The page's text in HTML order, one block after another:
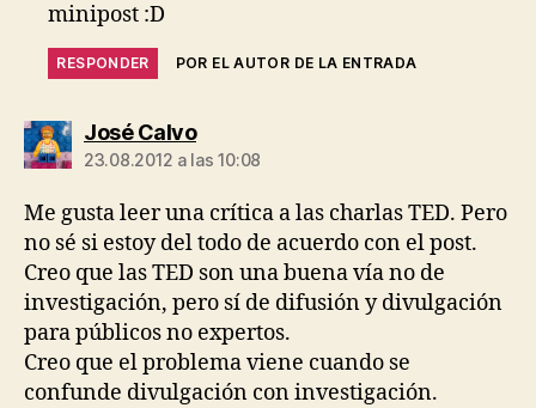
minipost :D
RESPONDER POR EL AUTOR DE LA ENTRADA
José Calvodice:
23.08.2012 a las 10:08
Me gusta leer una crítica a las charlas TED. Pero
no sé si estoy del todo de acuerdo con el post.
Creo que las TED son una buena vía no de
investigación, pero sí de difusión y divulgación
para públicos no expertos.
Creo que el problema viene cuando se
confunde divulgación con investigación.